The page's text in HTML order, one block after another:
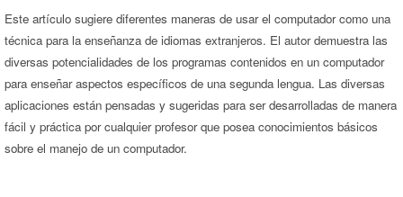
Este artículo sugiere diferentes maneras de usar el computador como una
técnica para la enseñanza de idiomas extranjeros. El autor demuestra las
diversas potencialidades de los programas contenidos en un computador
para enseñar aspectos específicos de una segunda lengua. Las diversas
aplicaciones están pensadas y sugeridas para ser desarrolladas de manera
fácil y práctica por cualquier profesor que posea conocimientos básicos
sobre el manejo de un computador.